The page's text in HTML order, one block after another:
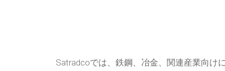
Satradcoでは、鉄鋼、冶金、関連産業向け